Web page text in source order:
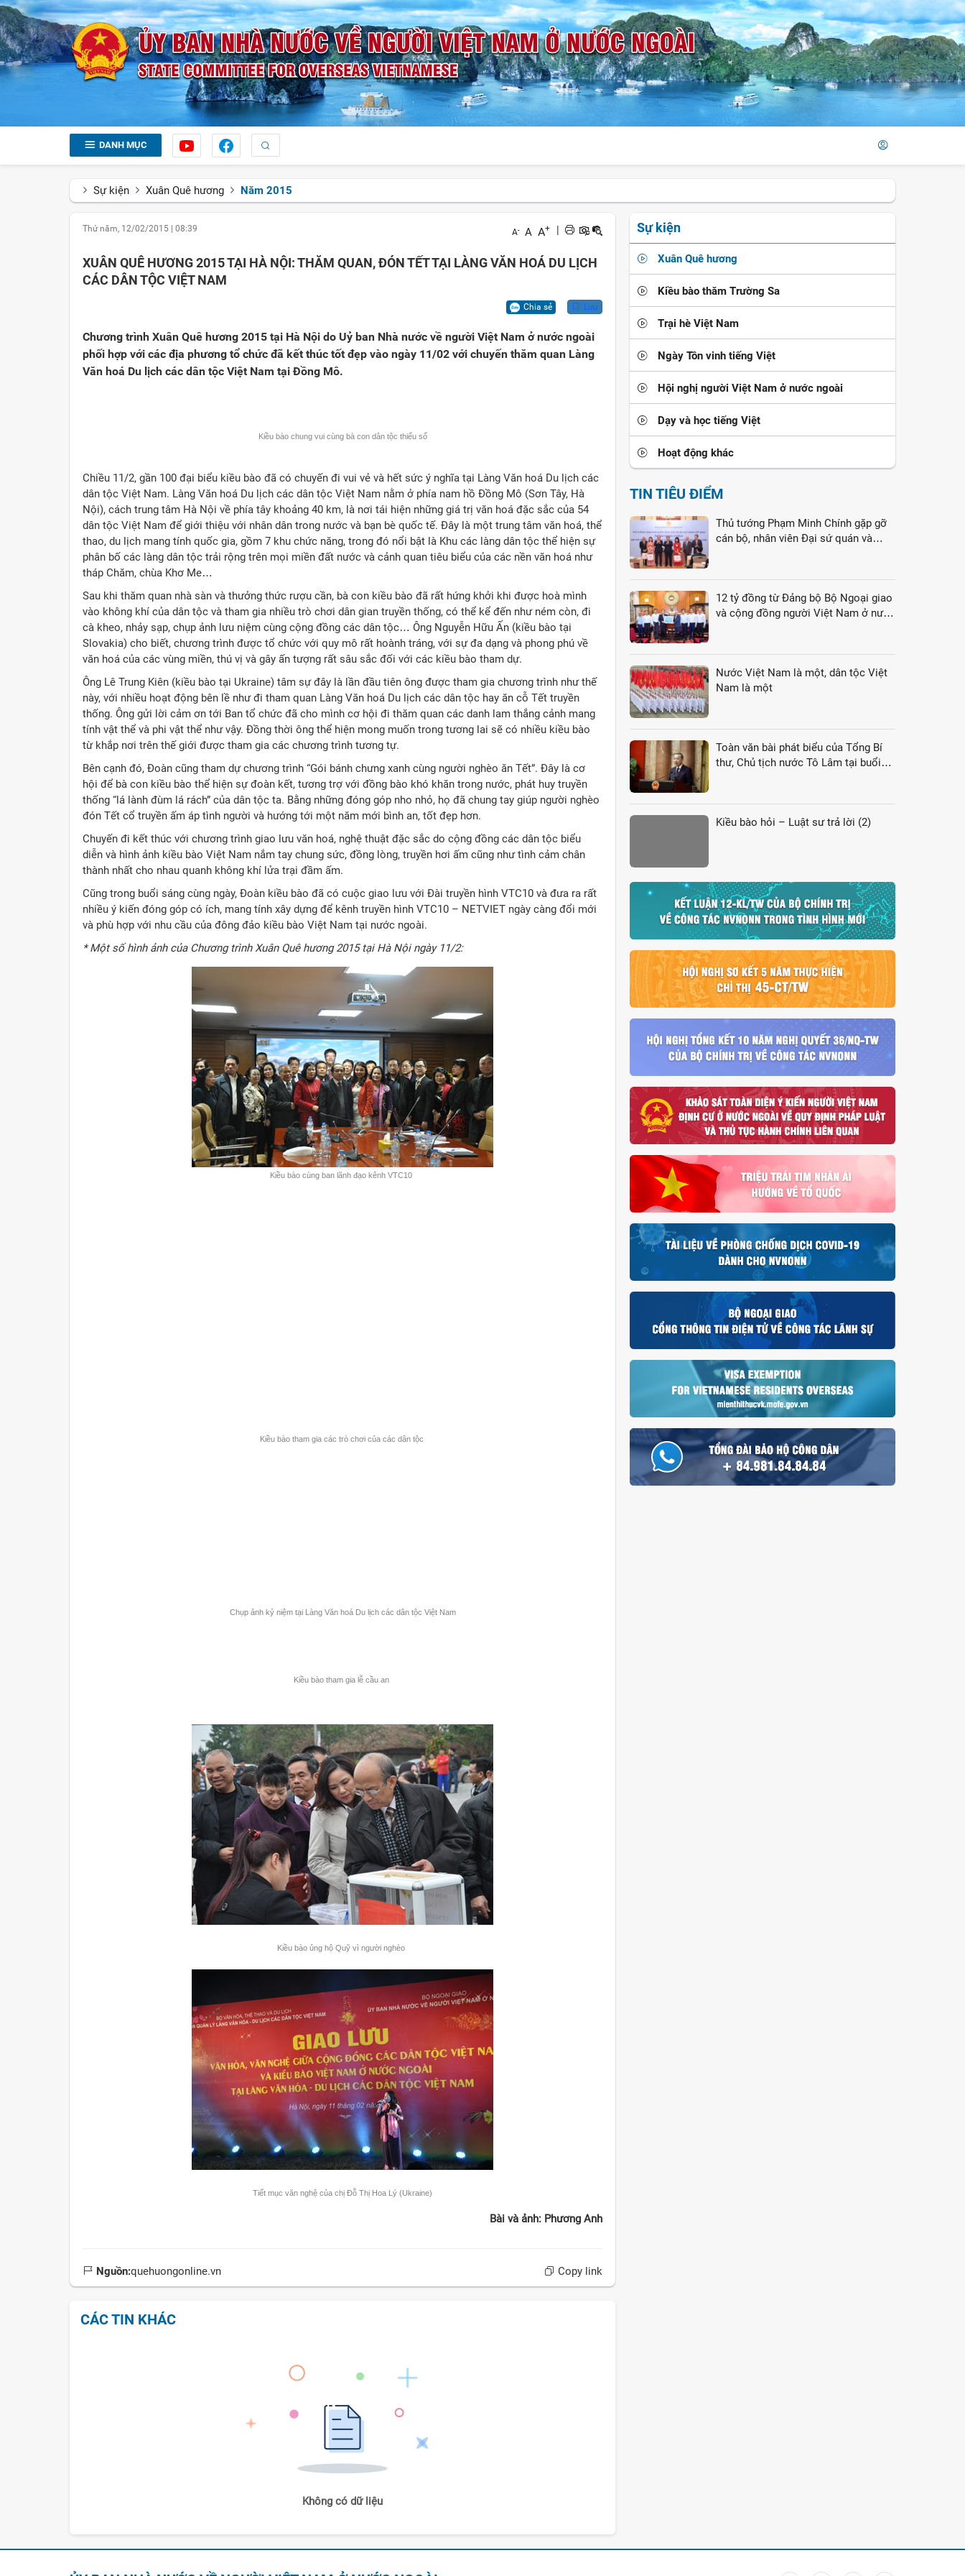
DANH MỤC
Sự kiện Xuân Quê hương Năm 2015
Thứ năm, 12/02/2015 08:39 A- A A+ |
XUÂN QUÊ HƯƠNG 2015 TẠI HÀ NỘI: THĂM QUAN, ĐÓN TẾT TẠI LÀNG VĂN HOÁ DU LỊCH
CÁC DÂN TỘC VIỆT NAM
Chia sẻ Lưu
Chương trình Xuân Quê hương 2015 tại Hà Nội do Uỷ ban Nhà nước về người Việt Nam ở nước ngoài
phối hợp với các địa phương tổ chức đã kết thúc tốt đẹp vào ngày 11/02 với chuyến thăm quan Làng
Văn hoá Du lịch các dân tộc Việt Nam tại Đồng Mô.
Kiều bào chung vui cùng bà con dân tộc thiểu số
Chiều 11/2, gần 100 đại biểu kiều bào đã có chuyến đi vui vẻ và hết sức ý nghĩa tại Làng Văn hoá Du lịch các
dân tộc Việt Nam. Làng Văn hoá Du lịch các dân tộc Việt Nam nằm ở phía nam hồ Đồng Mô (Sơn Tây, Hà
Nội), cách trung tâm Hà Nội về phía tây khoảng 40 km, là nơi tái hiện những giá trị văn hoá đặc sắc của 54
dân tộc Việt Nam để giới thiệu với nhân dân trong nước và bạn bè quốc tế. Đây là một trung tâm văn hoá, thể
thao, du lịch mang tính quốc gia, gồm 7 khu chức năng, trong đó nổi bật là Khu các làng dân tộc thể hiện sự
phân bố các làng dân tộc trải rộng trên mọi miền đất nước và cảnh quan tiêu biểu của các nền văn hoá như
tháp Chăm, chùa Khơ Me…
Sau khi thăm quan nhà sàn và thưởng thức rượu cần, bà con kiều bào đã rất hứng khởi khi được hoà mình
vào không khí của dân tộc và tham gia nhiều trò chơi dân gian truyền thống, có thể kể đến như ném còn, đi
cà kheo, nhảy sạp, chụp ảnh lưu niệm cùng cộng đồng các dân tộc… Ông Nguyễn Hữu Ấn (kiều bào tại
Slovakia) cho biết, chương trình được tổ chức với quy mô rất hoành tráng, với sự đa dạng và phong phú về
văn hoá của các vùng miền, thú vị và gây ấn tượng rất sâu sắc đối với các kiều bào tham dự.
Ông Lê Trung Kiên (kiều bào tại Ukraine) tâm sự đây là lần đầu tiên ông được tham gia chương trình như thế
này, với nhiều hoạt động bên lề như đi tham quan Làng Văn hoá Du lịch các dân tộc hay ăn cỗ Tết truyền
thống. Ông gửi lời cảm ơn tới Ban tổ chức đã cho mình cơ hội đi thăm quan các danh lam thắng cảnh mang
tính vật thể và phi vật thể như vậy. Đồng thời ông thể hiện mong muốn trong tương lai sẽ có nhiều kiều bào
từ khắp nơi trên thế giới được tham gia các chương trình tương tự.
Bên cạnh đó, Đoàn cũng tham dự chương trình “Gói bánh chưng xanh cùng người nghèo ăn Tết”. Đây là cơ
hội để bà con kiều bào thể hiện sự đoàn kết, tương trợ với đồng bào khó khăn trong nước, phát huy truyền
thống “lá lành đùm lá rách” của dân tộc ta. Bằng những đóng góp nho nhỏ, họ đã chung tay giúp người nghèo
đón Tết cổ truyền ấm áp tình người và hướng tới một năm mới bình an, tốt đẹp hơn.
Chuyến đi kết thúc với chương trình giao lưu văn hoá, nghệ thuật đặc sắc do cộng đồng các dân tộc biểu
diễn và hình ảnh kiều bào Việt Nam nắm tay chung sức, đồng lòng, truyền hơi ấm cũng như tình cảm chân
thành nhất cho nhau quanh không khí lửa trại đầm ấm.
Cũng trong buổi sáng cùng ngày, Đoàn kiều bào đã có cuộc giao lưu với Đài truyền hình VTC10 và đưa ra rất
nhiều ý kiến đóng góp có ích, mang tính xây dựng để kênh truyền hình VTC10 – NETVIET ngày càng đổi mới
và phù hợp với nhu cầu của đông đảo kiều bào Việt Nam tại nước ngoài.
* Một số hình ảnh của Chương trình Xuân Quê hương 2015 tại Hà Nội ngày 11/2:
Kiều bào cùng ban lãnh đạo kênh VTC10
Kiều bào tham gia các trò chơi của các dân tộc
Chụp ảnh kỷ niệm tại Làng Văn hoá Du lịch các dân tộc Việt Nam
Kiều bào tham gia lễ cầu an
Kiều bào ủng hộ Quỹ vì người nghèo
Tiết mục văn nghệ của chị Đỗ Thị Hoa Lý (Ukraine)
Bài và ảnh: Phương Anh
Nguồn:quehuongonline.vn Copy link
CÁC TIN KHÁC
Không có dữ liệu
Sự kiện
Xuân Quê hương
Kiều bào thăm Trường Sa
Trại hè Việt Nam
Ngày Tôn vinh tiếng Việt
Hội nghị người Việt Nam ở nước ngoài
Dạy và học tiếng Việt
Hoạt động khác
TIN TIÊU ĐIỂM
Thủ tướng Phạm Minh Chính gặp gỡ
cán bộ, nhân viên Đại sứ quán và
12 tỷ đồng từ Đảng bộ Bộ Ngoại giao
và cộng đồng người Việt Nam ở nước
Nước Việt Nam là một, dân tộc Việt
Nam là một
Toàn văn bài phát biểu của Tổng Bí
thư, Chủ tịch nước Tô Lâm tại buổi
Kiều bào hỏi – Luật sư trả lời (2)